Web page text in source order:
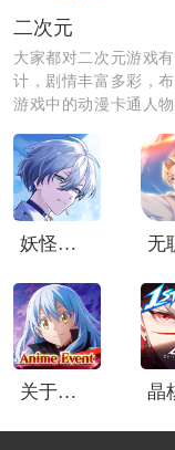
《黑潮之上》游戏
1.更清晰的操作，
为这里的黑潮;
二次元
大家都对二次元游戏
计，剧情丰富多彩，
游戏中的动漫卡通人
你带来的不一样体验。
妖怪代理人日服
关于我转生变成史莱姆这档事国际服